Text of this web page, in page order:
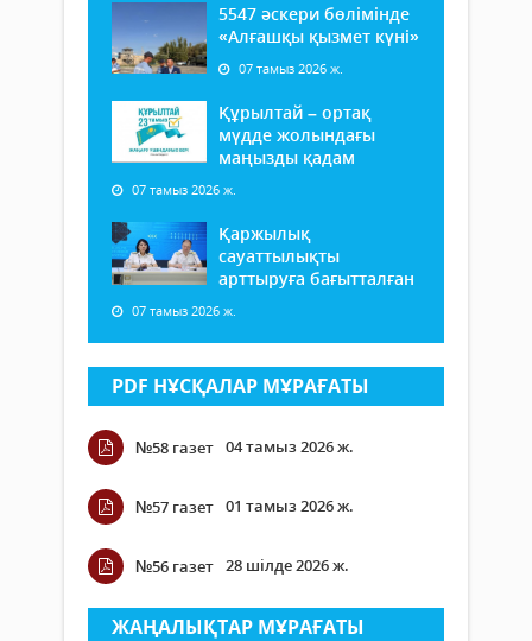
5547 әскери бөлімінде
«Алғашқы қызмет күні»
07 тамыз 2026 ж.
Құрылтай – ортақ
мүдде жолындағы
маңызды қадам
07 тамыз 2026 ж.
Қаржылық
сауаттылықты
арттыруға бағытталған
07 тамыз 2026 ж.
PDF НҰСҚАЛАР МҰРАҒАТЫ
№58 газет 04 тамыз 2026 ж.
№57 газет 01 тамыз 2026 ж.
№56 газет 28 шілде 2026 ж.
ЖАҢАЛЫҚТАР МҰРАҒАТЫ